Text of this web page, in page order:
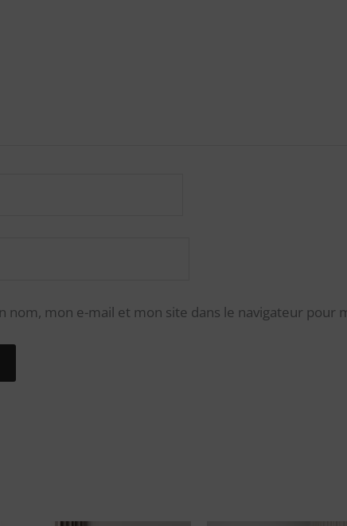
nom, mon e-mail et mon site dans le navigateur pour